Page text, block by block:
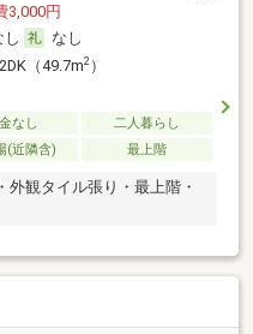
3,000円
し
なし
（49.7m2）
なし
二人暮らし
(近隣含) 最上階
外観タイル張り・最上階・